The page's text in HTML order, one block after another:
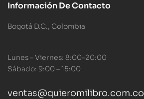
Información De Contacto
Bogotá D.C., Colombia
Lunes – Viernes: 8:00-20:00
Sábado: 9:00 – 15:00
ventas@quieromilibro.com.co